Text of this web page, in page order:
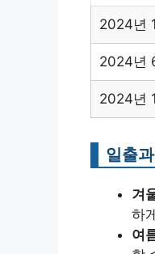
2024년
2024년
2024년
일출
겨
하
여